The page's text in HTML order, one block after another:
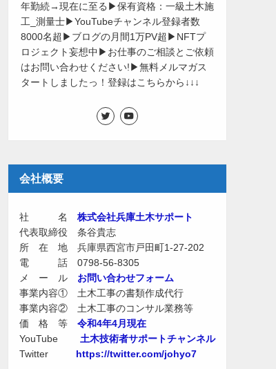
年勤続→現在に至る▶保有資格：一級土木施
工_測量士▶YouTubeチャンネル登録者数
8000名超▶ブログの月間1万PV超▶NFTプ
ロジェクト妄想中▶お仕事のご相談とご依頼
はお問い合わせください!▶無料メルマガス
タートしましたっ！登録はこちらから↓↓↓
会社概要
社 名 株式会社兵庫土木サポート
代表取締役 条谷貴志
所 在 地 兵庫県西宮市戸田町1-27-202
電 話 0798-56-8305
メ ー ル お問い合わせフォーム
事業内容① 土木工事の書類作成代行
事業内容② 土木工事のコンサル業務等
価 格 等 令和4年4月現在
YouTube 土木技術者サポートチャンネル
Twitter https://twitter.com/johyo7